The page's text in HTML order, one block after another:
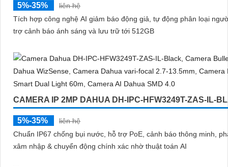
5%-35%
liên hệ
Tích hợp công nghệ AI giảm báo động giả, tự động phân loại
trợ cảnh báo ánh sáng và lưu trữ tới 512GB
CAMERA IP 2MP DAHUA DH-IPC-HFW3249T-ZAS-IL-
5%-35%
liên hệ
Chuẩn IP67 chống bụi nước, hỗ trợ PoE, cảnh báo thông minh,
xâm nhập & chuyển động chính xác nhờ thuật toán AI